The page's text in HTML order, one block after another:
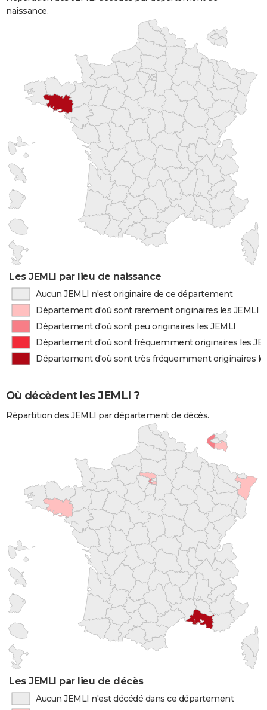
naissance.
Les JEMLI par lieu de naissance
Aucun JEMLI n'est originaire de ce département
Département d'où sont rarement originaires les JEMLI
Département d'où sont peu originaires les JEMLI
Département d'où sont fréquemment originaires les
Département d'où sont très fréquemment originaires
Où décèdent les JEMLI ?
Répartition des JEMLI par département de décès.
Les JEMLI par lieu de décès
Aucun JEMLI n'est décédé dans ce département